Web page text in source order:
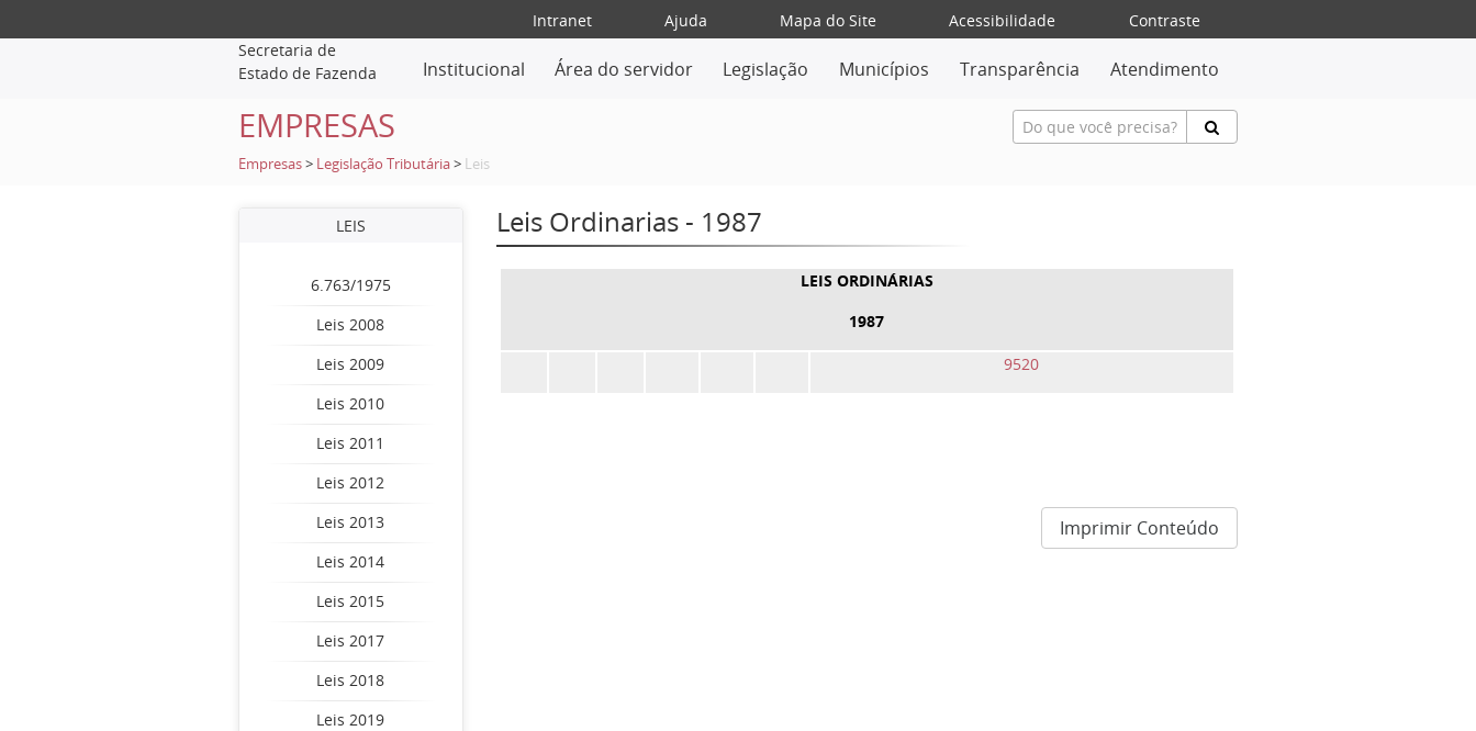
Intranet Ajuda Mapa do Site Acessibilidade
Contraste
Secretaria de
Estado de Fazenda
Institucional Área do servidor Legislação Municípios Transparência Atendimento
EMPRESAS
Empresas > Legislação Tributária > Leis
LEIS
6.763/1975
Leis 2008
Leis 2009
Leis 2010
Leis 2011
Leis 2012
Leis 2013
Leis 2014
Leis 2015
Leis 2017
Leis 2018
Leis 2019
Leis Ordinarias - 1987
LEIS ORDINÁRIAS
1987
9520
Imprimir Conteúdo